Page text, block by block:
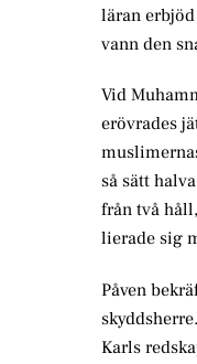
läran
vann den
Vid
erövrades
så sätt
från två
lierade sig
Påven
Karls